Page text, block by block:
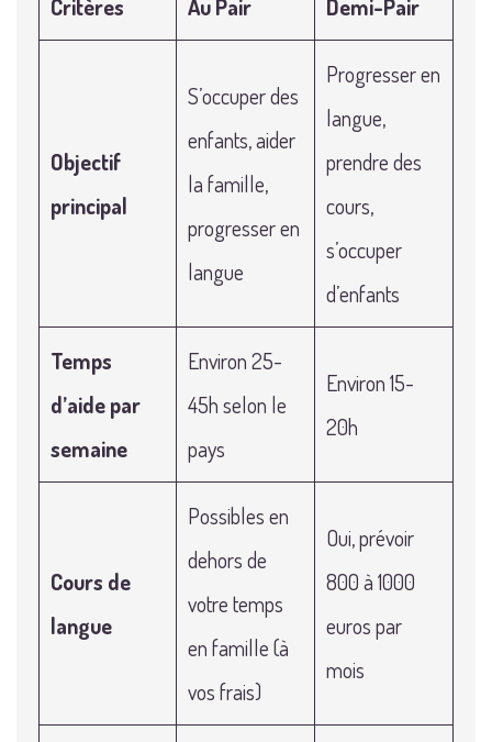
Critères Au Pair Demi-Pair
Objectif
principal
S’occuper des
enfants, aider
la famille,
progresser en
langue
Progresser en
langue,
prendre des
cours,
s’occuper
d’enfants
Temps
d’aide par
semaine
Environ 25-
45h selon le
pays
Environ 15-
20h
Cours de
langue
Possibles en
dehors de
votre temps
en famille (à
vos frais)
Oui, prévoir
800 à 1000
euros par
mois